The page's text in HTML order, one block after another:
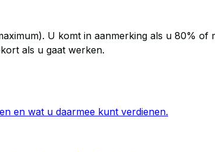
U komt in aanmerking als u 80%
als u gaat werken.
en wat u daarmee kunt verdienen.